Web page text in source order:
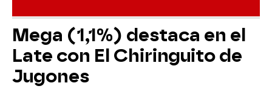
Mega (1,1%) destaca en el
Late con El Chiringuito de
Jugones